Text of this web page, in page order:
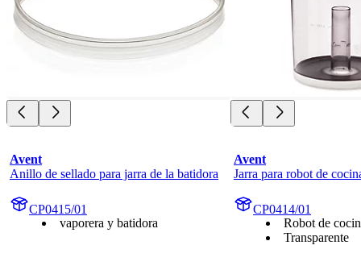
Avent
Anillo de sellado para jarra de la batidora
CP0415/01
vaporera y batidora
Avent
Jarra para robot de
CP0414/01
Robot de
Transparente